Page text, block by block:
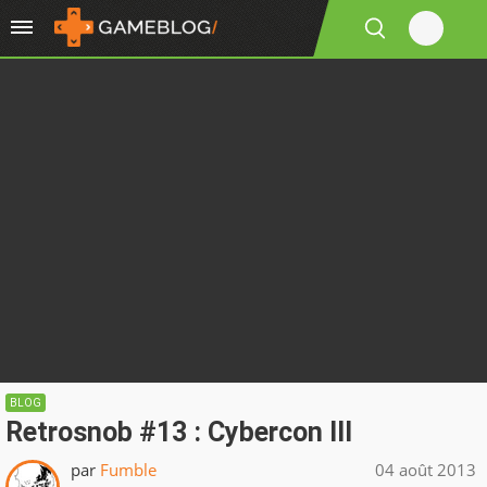
BLOG
Retrosnob #13 : Cybercon III
par Fumble 04 août 2013